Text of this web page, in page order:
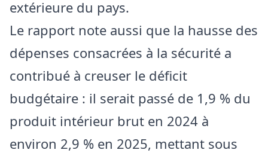
extérieure du pays.
Le rapport note aussi que la hausse des
dépenses consacrées à la sécurité a
contribué à creuser le déficit
budgétaire : il serait passé de 1,9 % du
produit intérieur brut en 2024 à
environ 2,9 % en 2025, mettant sous